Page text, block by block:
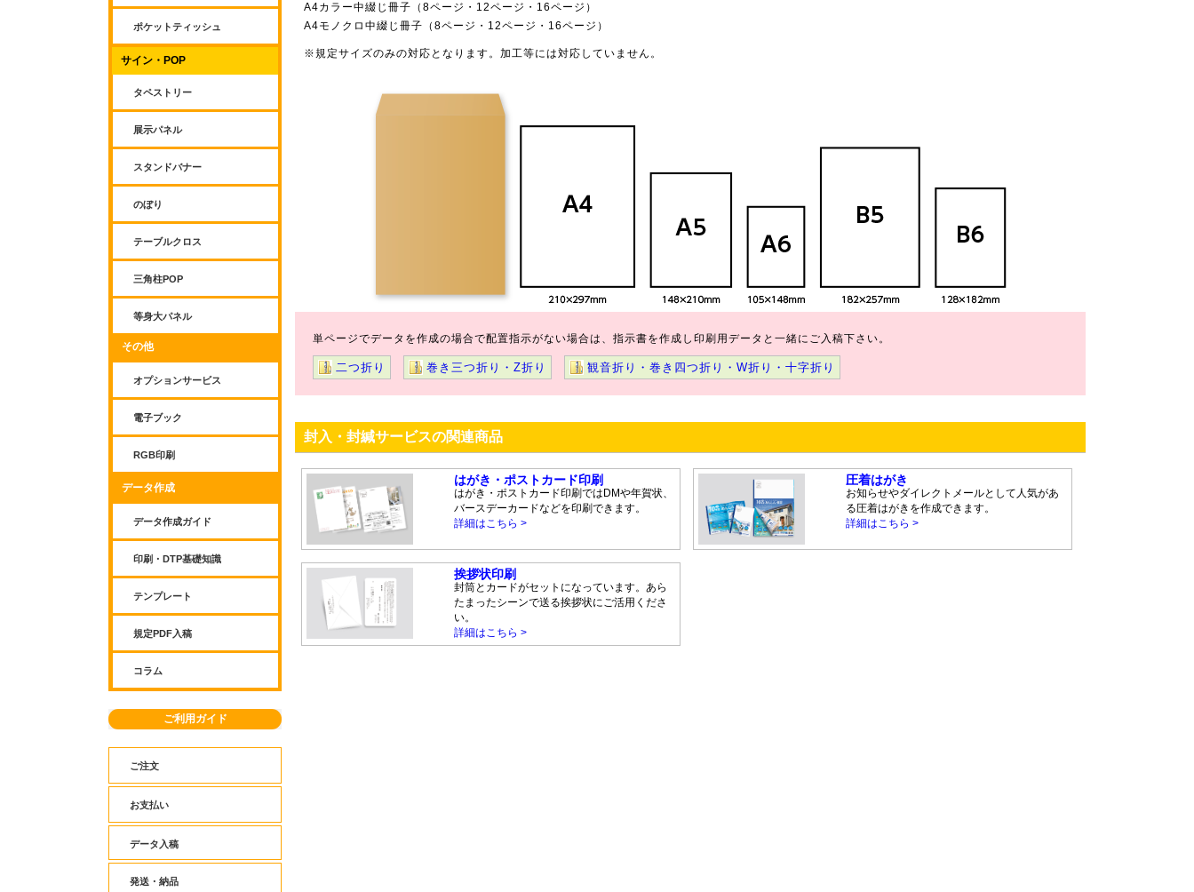
A4カラー中綴じ冊子（8ページ・12ページ・16ページ）
A4モノクロ中綴じ冊子（8ページ・12ページ・16ページ）
※規定サイズのみの対応となります。加工等には対応していません。
単ページでデータを作成の場合で配置指示がない場合は、指示書を作成し印刷用データと一緒にご入稿下さい。
二つ折り 巻き三つ折り・Z折り 観音折り・巻き四つ折り・W折り・十字折り
封入・封緘サービスの関連商品
はがき・ポストカード印刷
はがき・ポストカード印刷ではDMや年賀状、
バースデーカードなどを印刷できます。
詳細はこちら >
圧着はがき
お知らせやダイレクトメールとして人気があ
る圧着はがきを作成できます。
詳細はこちら >
挨拶状印刷
封筒とカードがセットになっています。あら
たまったシーンで送る挨拶状にご活用くださ
い。
詳細はこちら >
ポケットティッシュ
サイン・POP
タペストリー
展示パネル
スタンドバナー
のぼり
テーブルクロス
三角柱POP
等身大パネル
その他
オプションサービス
電子ブック
RGB印刷
データ作成
データ作成ガイド
印刷・DTP基礎知識
テンプレート
規定PDF入稿
コラム
ご利用ガイド
ご注文
お支払い
データ入稿
発送・納品